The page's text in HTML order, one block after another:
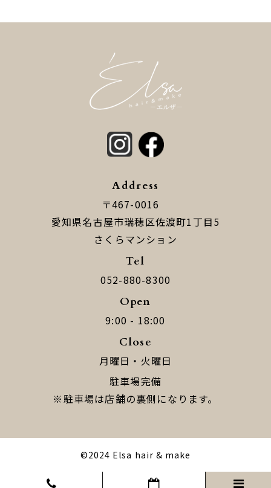
Address
〒467-0016
​​​​​​​愛知県名古屋市瑞穂区佐渡町1丁目5
​​​​​​​さくらマンション
Tel
052-880-8300
Open
9:00 - 18:00
Close
月曜日・火曜日
駐車場完備
​​​​​​​※駐車場は店舗の裏側になります。
©︎2024 Elsa hair & make